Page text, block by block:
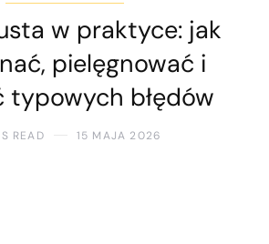
w praktyce: jak
pielęgnować i
typowych błędów
READ 15 MAJA 2026